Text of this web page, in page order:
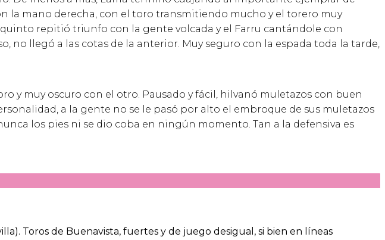
la mano derecha, con el toro transmitiendo mucho y el torero muy
repitió triunfo con la gente volcada y el Farru cantándole con
no llegó a las cotas de la anterior. Muy seguro con la espada toda la tarde,
y muy oscuro con el otro. Pausado y fácil, hilvanó muletazos con buen
a la gente no se le pasó por alto el embroque de sus muletazos
los pies ni se dio coba en ningún momento. Tan a la defensiva es
Toros de Buenavista, fuertes y de juego desigual, si bien en líneas